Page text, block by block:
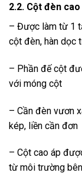
2.2. Cột đèn
– Được làm từ 1
cột đèn, hàn dọc
– Phần đế cột
với móng cột
– Cần đèn vươn
kép, liền cần đơn
– Cột cao áp
từ môi trường